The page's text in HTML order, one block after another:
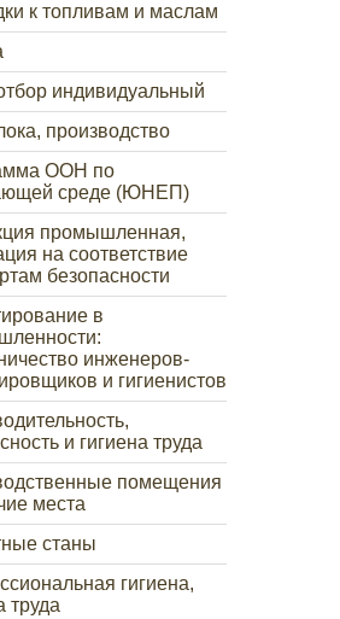
к топливам и маслам
индивидуальный
производство
ООН по
среде (ЮНЕП)
промышленная,
на соответствие
безопасности
в
инженеров-
и гигиенистов
и гигиена труда
помещения
места
станы
гигиена,
труда